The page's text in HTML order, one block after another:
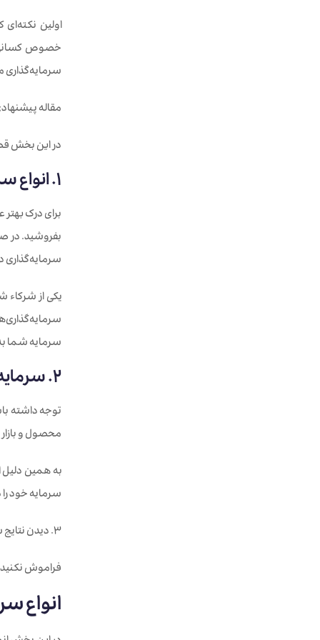
اولین نکته‌ای
خصوص کسانی
سرمایه‌گذاری
مقاله
در این بخش
1. انواع سرمایه گذاری در استارتاپ ها به راحتی به پول نقد تبدیل نمی‌شود.
برای درک
بفروشید. در
سرمایه‌گذاری در انواع
سرمایه شما
2. سرمایه‌گذاری استارتاپ ریسک بالایی به همراه خواهد داشت.
محصول و
به همین دلیل
سرمایه‌ خود
3. دیدن نتایج سرمایه‌گذاری بسیار زمان‌بر است.
فراموش
انواع